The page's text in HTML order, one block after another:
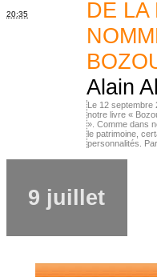
20:35
DE LA
Alain
Le 12 septembre
notre livre «
». Comme dans
le patrimoine,
personnalités.
9 juillet